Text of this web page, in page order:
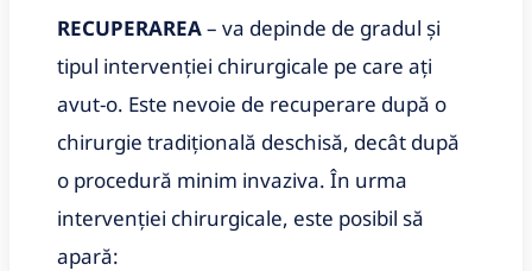
RECUPERAREA– va depinde de gradul și
tipul intervenției chirurgicale pe care ați
avut-o. Este nevoie de recuperare după o
chirurgie tradițională deschisă, decât după
o procedură minim invaziva. În urma
intervenției chirurgicale, este posibil să
apară: